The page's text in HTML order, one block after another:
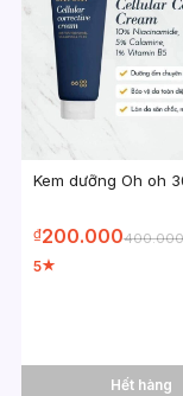
Kem dưỡng Oh oh
₫200.000400.000
5★
Hết hàng